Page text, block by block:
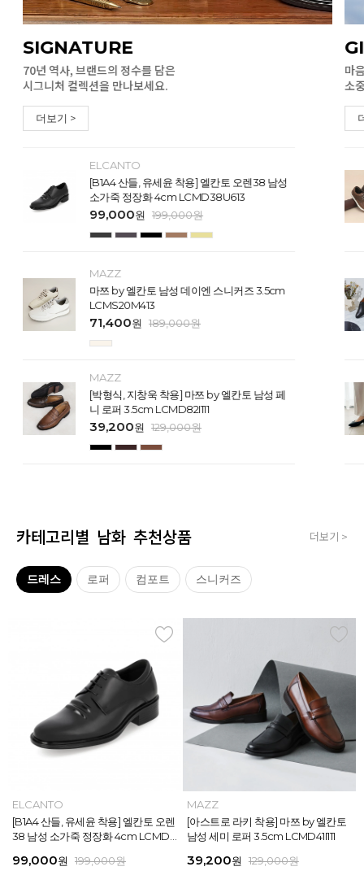
SIGNATURE
70년 역사, 브랜드의 정수를 담은
시그니처 컬렉션을 만나보세요.
더보기 >
ELCANTO
[B1A4 산들, 유세윤 착용] 엘칸토 오렌38 남성
소가죽 정장화 4cm LCMD38U613
99,000원 199,000원
MAZZ
마쯔 by 엘칸토 남성 데이엔 스니커즈 3.5cm
LCMS20M413
71,400원 189,000원
MAZZ
[박형식, 지창욱 착용] 마쯔 by 엘칸토 남성 페
니 로퍼 3.5cm LCMD82I111
39,200원 129,000원
마
소
카테고리별 남화 추천상품 더보기 >
드레스 로퍼 컴포트 스니커즈
MAZZ
마쯔 by 엘칸토 남성 데이엔 스니커즈
3.5cm LCMS20M413
71,400원 189,000원
INTENSE
[아스트로 엠제이 착용] 인텐스 by 엘
칸토 남성 클래식 스니커즈 3cm LC
45,900원 129,000원
ELCANTO
[B1A4 산들, 유세윤 착용] 엘칸토 오렌
38 남성 소가죽 정장화 4cm LCMD3
99,000원 199,000원
MAZZ
[아스트로 라키 착용] 마쯔 by 엘칸토
남성 세미 로퍼 3.5cm LCMD41I111
39,200원 129,000원
MAZZ
[박형식, 지창욱 착용] 마쯔 by 엘칸토
남성 페니 로퍼 3.5cm LCMD82I111
39,200원 129,000원
MAZZ
[안보현 착용] 마쯔 by 엘칸토 남성 캐
쥬얼 플렉시블 로퍼 2cm LCMC93M
38,250원 159,000원
MAZZ
마쯔 by 엘칸토 남성 데일리 컴포트화
4cm LCMF95M111
38,250원 129,000원
MAZZ
마쯔 by 엘칸토 남성 캐주얼 더비 슈
즈 2.4cm LCMC21M326
38,250원 129,000원
MAZZ
마쯔 by 엘칸토 남성 데이엔 스니커즈
3.5cm LCMS20M413
71,400원 189,000원
INTENSE
[아스트로 엠제이 착용] 인텐스 by 엘
칸토 남성 클래식 스니커즈 3cm LC
45,900원 129,000원
ELCANTO
[B1A4 산들, 유세윤 착용] 엘칸토 오렌
38 남성 소가죽 정장화 4cm LCMD3
99,000원 199,000원
MAZZ
[아스트로 라키 착용] 마쯔 by 엘칸토
남성 세미 로퍼 3.5cm LCMD41I111
39,200원 129,000원